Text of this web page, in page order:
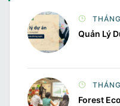
Quản Lý
Forest